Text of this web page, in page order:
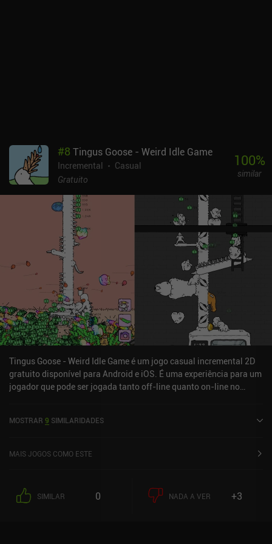
com a diversão dos coelhinhos.
#8 Tingus Goose - Weird Idle Game
Incremental
Casual
Gratuito
100%
similar
Tingus Goose - Weird Idle Game é um jogo casual incremental 2D
gratuito disponível para Android e iOS. É uma experiência para um
jogador que pode ser jogada tanto off-line quanto on-line no
de 2023 e tem uma classificação atual de 3,6 de 5,0 no Google Play
MOSTRAR 9 SIMILARIDADES
MAIS JOGOS COMO ESTE
SIMILAR 0 NADA A VER +3